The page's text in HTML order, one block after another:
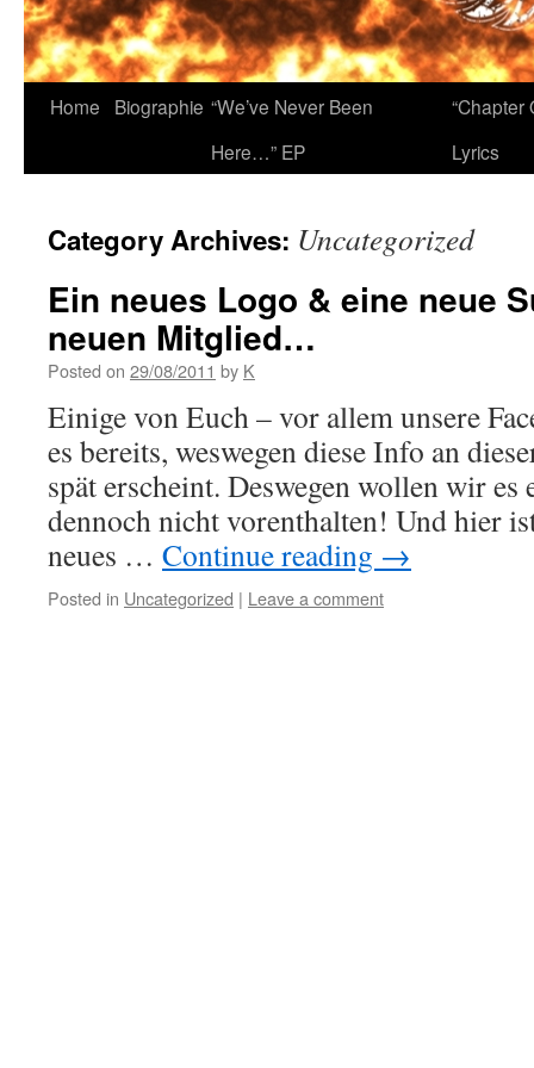
Home Biographie “We’ve Never Been
Here…” EP
“Chapter
Lyrics
Category Archives: Uncategorized
Ein neues Logo & eine neue
neuen Mitglied…
Posted on 29/08/2011 by K
Einige von Euch – vor allem unsere
es bereits, weswegen diese Info an
spät erscheint. Deswegen wollen wir es
dennoch nicht vorenthalten! Und hier
neues … Continue reading →
Posted in Uncategorized | Leave a comment